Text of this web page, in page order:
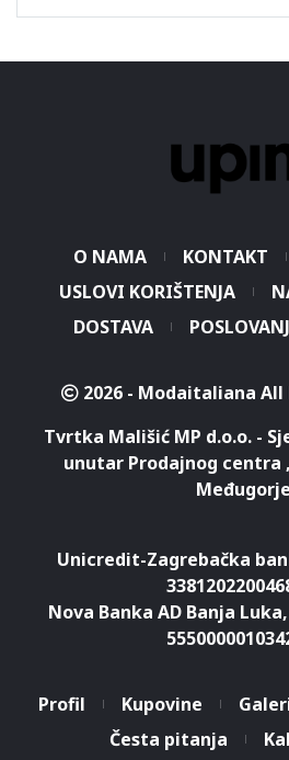
O NAMA KONTAKT
USLOVI KORIŠTENJA
DOSTAVA
2026 - Modaitaliana All
Tvrtka Mališić MP d.o.o. -
unutar Prodajnog centra
Unicredit-Zagrebačka
Nova Banka AD Banja
Profil Kupovine
Česta pitanja